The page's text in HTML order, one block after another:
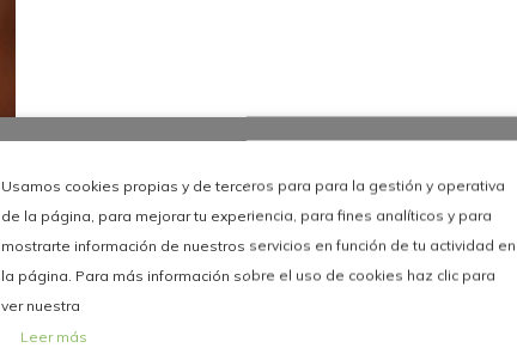
Usamos cookies propias y de terceros para para la gestión y operativa
de la página, para mejorar tu experiencia, para fines analíticos y para
mostrarte información de nuestros servicios en función de tu actividad en
la página. Para más información sobre el uso de cookies haz clic para
ver nuestra
Leer más